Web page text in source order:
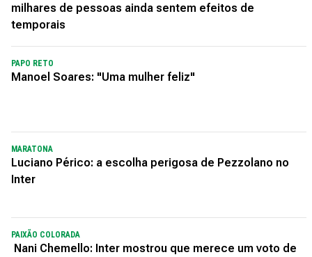
milhares de pessoas ainda sentem efeitos de
temporais
PAPO RETO
Manoel Soares: "Uma mulher feliz"
MARATONA
Luciano Périco: a escolha perigosa de Pezzolano no
Inter
PAIXÃO COLORADA
Nani Chemello: Inter mostrou que merece um voto de